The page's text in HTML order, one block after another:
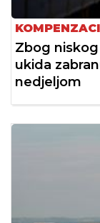
Zbog
ukida
nedjeljom